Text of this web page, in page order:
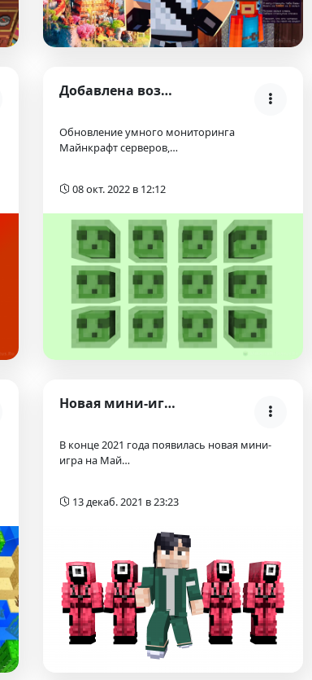
Добавлена возможность сортировки серверов по хости…
Обновление умного мониторинга
Майнкрафт серверов,…
08 окт. 2022 в 12:12
Новая мини-игра — Игра в кальмара
В конце 2021 года появилась новая мини-
игра на Май…
13 декаб. 2021 в 23:23